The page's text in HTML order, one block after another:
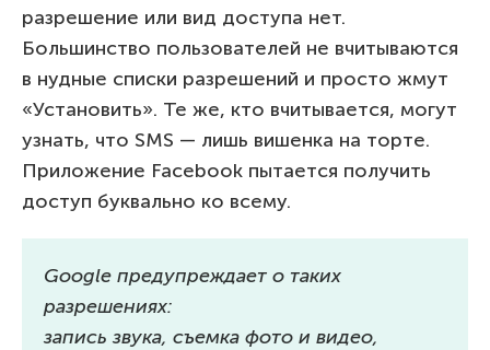
разрешение или вид доступа нет.
Большинство пользователей не вчитываются
в нудные списки разрешений и просто жмут
«Установить». Те же, кто вчитывается, могут
узнать, что SMS — лишь вишенка на торте.
Приложение Facebook пытается получить
доступ буквально ко всему.
Google предупреждает о таких
разрешениях:
запись звука, съемка фото и видео,